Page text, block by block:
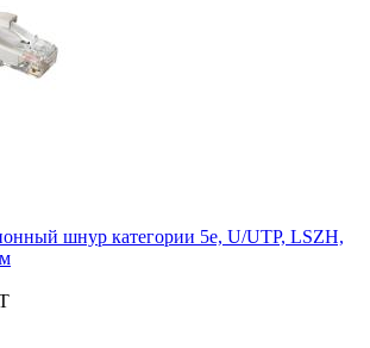
шнур категории 5e, U/UTP, LSZH,